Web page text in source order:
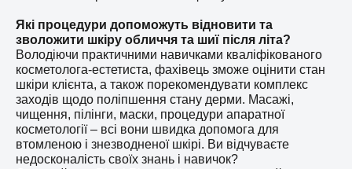
Які процедури допоможуть відновити та
зволожити шкіру обличчя та шиї після літа?
Володіючи практичними навичками кваліфікованого
косметолога-естетиста, фахівець зможе оцінити стан
шкіри клієнта, а також порекомендувати комплекс
заходів щодо поліпшення стану дерми. Масажі,
чищення, пілінги, маски, процедури апаратної
косметології – всі вони швидка допомога для
втомленою і знезводненої шкірі. Ви відчуваєте
недосконалість своїх знань і навичок?